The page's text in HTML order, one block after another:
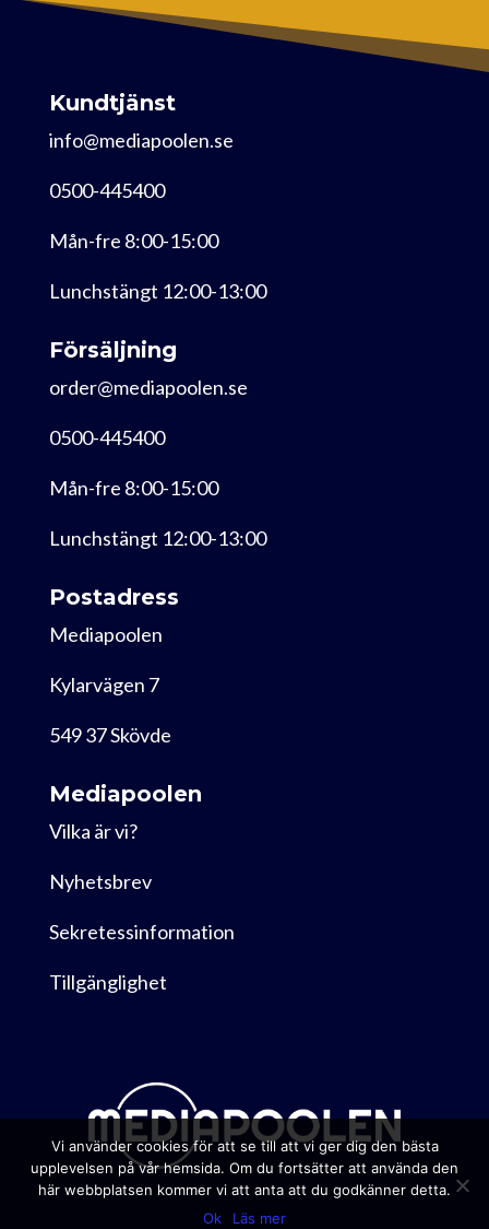
Kundtjänst
info@mediapoolen.se
0500-445400
Mån-fre 8:00-15:00
Lunchstängt 12:00-13:00
Försäljning
order@mediapoolen.se
0500-445400
Mån-fre 8:00-15:00
Lunchstängt 12:00-13:00
Postadress
Mediapoolen
Kylarvägen 7
549 37 Skövde
Mediapoolen
Vilka är vi?
Nyhetsbrev
Sekretessinformation
Tillgänglighet
Vi använder cookies för att se till att vi ger dig den bästa
upplevelsen på vår hemsida. Om du fortsätter att använda den
här webbplatsen kommer vi att anta att du godkänner detta.
Ok
Läs mer